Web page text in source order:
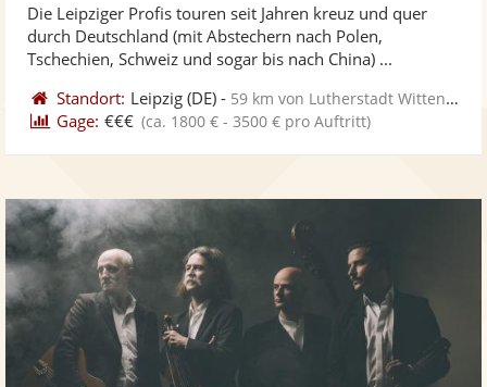
Die Leipziger Profis touren seit Jahren kreuz und quer
durch Deutschland (mit Abstechern nach Polen,
Tschechien, Schweiz und sogar bis nach China) ...
Standort: Leipzig (DE) - 59 km von Lutherstadt Wittenberg
Gage: €€€ (ca. 1800 € - 3500 € pro Auftritt)